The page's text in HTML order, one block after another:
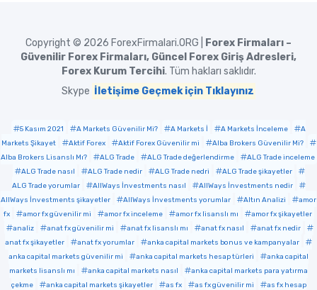
Copyright © 2026 ForexFirmalari.ORG |
Forex Firmaları –
Güvenilir Forex Firmaları, Güncel Forex Giriş Adresleri,
Forex Kurum Tercihi. Tüm hakları saklıdır.
Skype İletişime Geçmek için Tıklayınız
5 Kasım 2021 A Markets Güvenilir Mi? A Markets İ A Markets İnceleme
A
Markets Şikayet
Aktif Forex Aktif Forex Güvenilir mi
Alba Brokers Güvenilir Mi?
Alba Brokers Lisanslı Mı?
ALG Trade ALG Trade değerlendirme
ALG Trade inceleme
ALG Trade nasıl
ALG Trade nedir ALG Trade nedri
ALG Trade şikayetler
ALG Trade yorumlar
AllWays İnvestments nasıl
AllWays İnvestments nedir
AllWays İnvestments şikayetler
AllWays İnvestments yorumlar Altın Analizi
amor
fx
amor fx güvenilir mi amor fx inceleme amor fx lisanslı mı
amor fx şikayetler
analiz
anat fx güvenilir mi anat fx lisanslı mı anat fx nasıl
anat fx nedir
anat fx şikayetler
anat fx yorumlar
anka capital markets bonus ve kampanyalar
anka capital markets güvenilir mi
anka capital markets hesap türleri
anka capital
markets lisanslı mı
anka capital markets nasıl
anka capital markets para yatırma
çekme
anka capital markets şikayetler as fx as fx güvenilir mi
as fx hesap